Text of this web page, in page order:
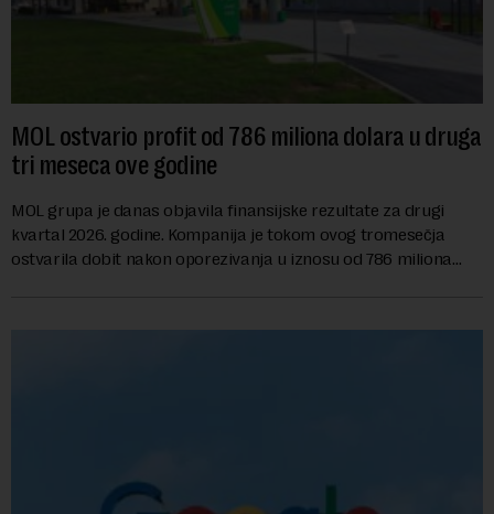
MOL ostvario profit od 786 miliona dolara u druga
tri meseca ove godine
MOL grupa je danas objavila finansijske rezultate za drugi
kvartal 2026. godine. Kompanija je tokom ovog tromesečja
ostvarila dobit nakon oporezivanja u iznosu od 786 miliona